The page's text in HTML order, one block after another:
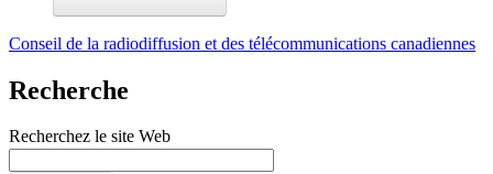
Conseil de la radiodiffusion et des télécommunications canadiennes
Recherche
Recherchez le site Web